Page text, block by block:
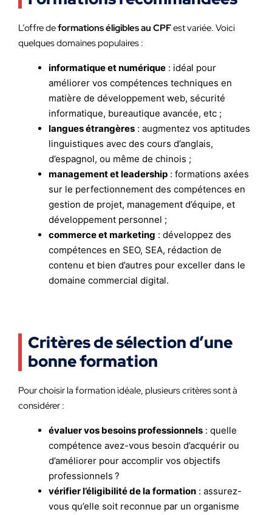
L’offre deformations éligibles au CPFest variée. Voici
quelques domaines populaires :
informatique et numérique : idéal pour
améliorer vos compétences techniques en
matière de développement web, sécurité
informatique, bureautique avancée, etc ;
langues étrangères : augmentez vos aptitudes
linguistiques avec des cours d’anglais,
d’espagnol, ou même de chinois ;
management et leadership : formations axées
sur le perfectionnement des compétences en
gestion de projet, management d’équipe, et
développement personnel ;
commerce et marketing : développez des
compétences en SEO, SEA, rédaction de
contenu et bien d’autres pour exceller dans le
domaine commercial digital.
Critères de sélection d’une
bonne formation
Pour choisir la formation idéale, plusieurs critères sont à
considérer :
évaluer vos besoins professionnels : quelle
compétence avez-vous besoin d’acquérir ou
d’améliorer pour accomplir vos objectifs
professionnels ?
vérifier l’éligibilité de la formation : assurez-
vous qu’elle soit reconnue par un organisme